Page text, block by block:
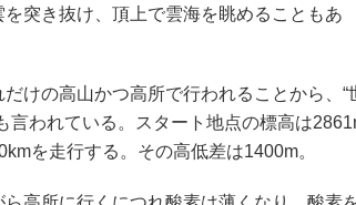
を突き抜け、頂上で雲海を眺めることもあ
けの高山かつ高所で行われることから、“
言われている。スタート地点の標高は
を走行する。その高低差は1400m。